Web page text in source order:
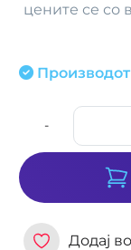
цените се со
-
Додај